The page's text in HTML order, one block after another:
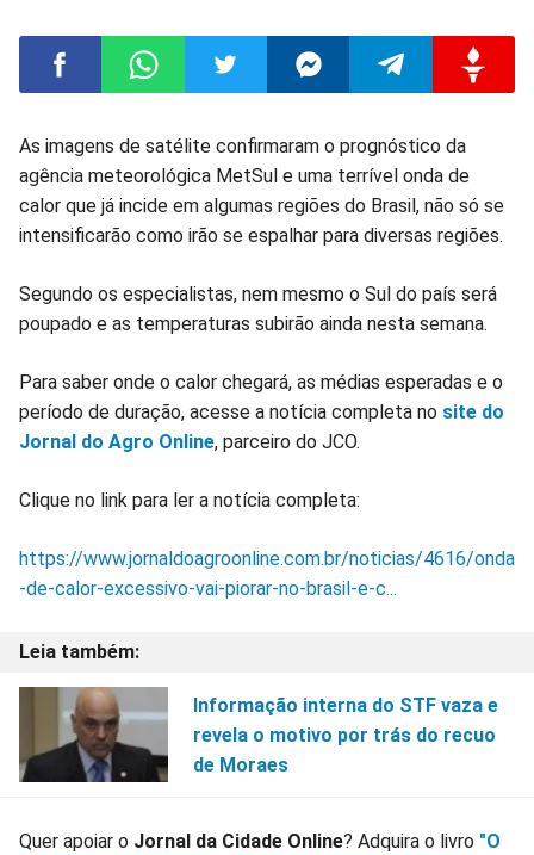
Compartilhar
no
Compartilhar
no
Compartilhar
no
Compartilhar
no
Compartilhar
no
no
As imagens de satélite confirmaram o prognóstico da
agência meteorológica MetSul e uma terrível onda de
calor que já incide em algumas regiões do Brasil, não só se
intensificarão como irão se espalhar para diversas regiões.
Segundo os especialistas, nem mesmo o Sul do país será
poupado e as temperaturas subirão ainda nesta semana.
Para saber onde o calor chegará, as médias esperadas e o
período de duração, acesse a notícia completa no site do
Jornal do Agro Online, parceiro do JCO.
Clique no link para ler a notícia completa:
https://www.jornaldoagroonline.com.br/noticias/4616/onda
-de-calor-excessivo-vai-piorar-no-brasil-e-c...
Informação interna do STF vaza e
revela o motivo por trás do recuo
de Moraes
Quer apoiar o Jornal da Cidade Online? Adquira o livro "O